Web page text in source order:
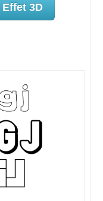
Effet 3D